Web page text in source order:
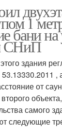
1
бани на
СНиП
здания
,
от
самого
следующие